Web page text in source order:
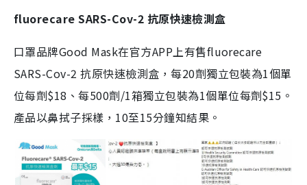
fluorecare SARS-Cov-2 抗原快速檢測盒
口罩品牌Good Mask在官方APP上有售fluorecare
SARS-Cov-2 抗原快速檢測盒，每20劑獨立包裝為1個單
位每劑$18、每500劑/1箱獨立包裝為1個單位每劑$15。
產品以鼻拭子採樣，10至15分鐘知結果。